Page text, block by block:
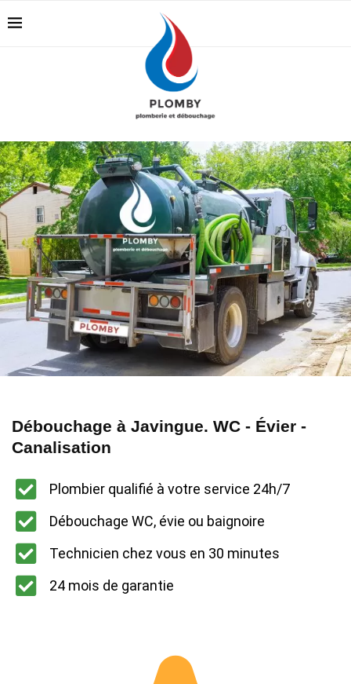
Débouchage à Javingue. WC - Évier -
Canalisation
Plombier qualifié à votre service 24h/7
Débouchage WC, évie ou baignoire
Technicien chez vous en 30 minutes
24 mois de garantie